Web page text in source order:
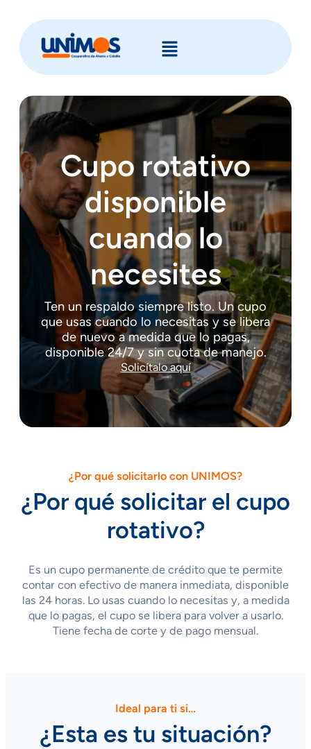
Cupo rotativo
disponible
cuando lo
necesites
Ten un respaldo siempre listo. Un cupo
que usas cuando lo necesitas y se libera
de nuevo a medida que lo pagas,
disponible 24/7 y sin cuota de manejo.
Solicítalo aquí
¿Por qué solicitarlo con UNIMOS?
¿Por qué solicitar el cupo
rotativo?
Es un cupo permanente de crédito que te permite
contar con efectivo de manera inmediata, disponible
las 24 horas. Lo usas cuando lo necesitas y, a medida
que lo pagas, el cupo se libera para volver a usarlo.
Tiene fecha de corte y de pago mensual.
Ideal para ti si…
¿Esta es tu situación?